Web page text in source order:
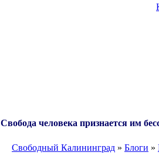
Свобода человека признается им
Свободный Калининград » Блоги »